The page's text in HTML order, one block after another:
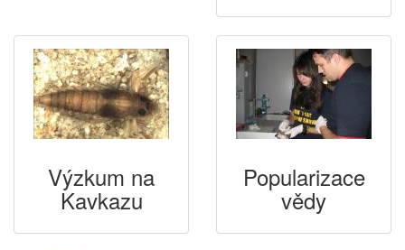
Výzkum na
Kavkazu
Popularizace
vědy